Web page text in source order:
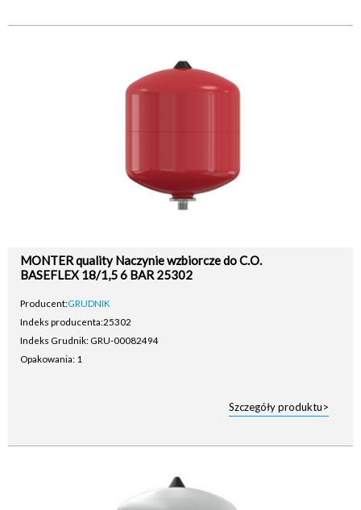
MONTER quality Naczynie wzbiorcze do C.O.
BASEFLEX 18/1,5 6 BAR 25302
Producent:GRUDNIK
Indeks producenta:25302
Indeks Grudnik: GRU-00082494
Opakowania: 1
Szczegóły produktu>